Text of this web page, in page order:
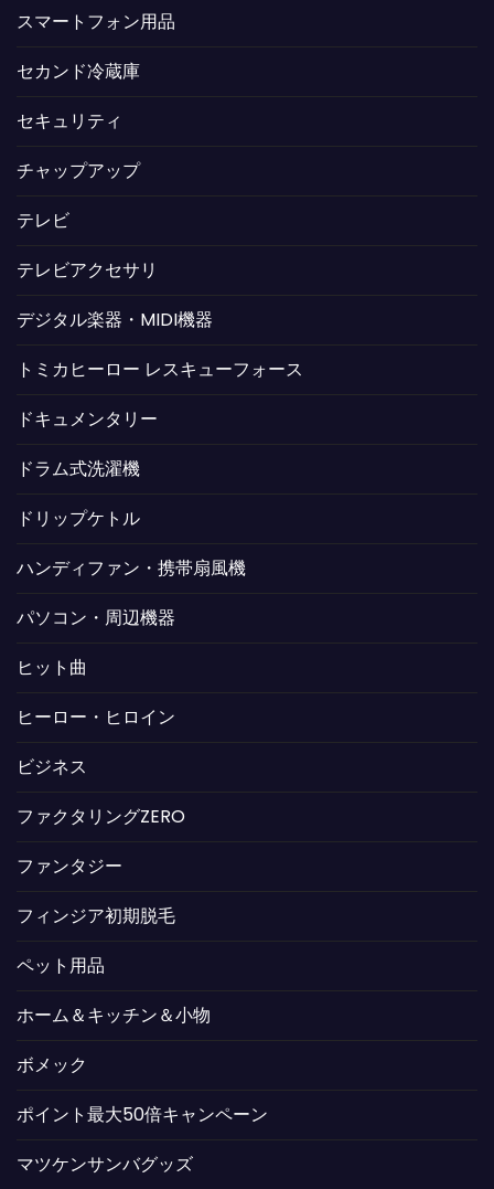
スマートフォン用品
セカンド冷蔵庫
セキュリティ
チャップアップ
テレビ
テレビアクセサリ
デジタル楽器・MIDI機器
トミカヒーロー レスキューフォース
ドキュメンタリー
ドラム式洗濯機
ドリップケトル
ハンディファン・携帯扇風機
パソコン・周辺機器
ヒット曲
ヒーロー・ヒロイン
ビジネス
ファクタリングZERO
ファンタジー
フィンジア初期脱毛
ペット用品
ホーム＆キッチン＆小物
ボメック
ポイント最大50倍キャンペーン
マツケンサンバグッズ